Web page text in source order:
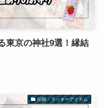
東京の神社9選！縁結
伝統・ラッキーアイテム